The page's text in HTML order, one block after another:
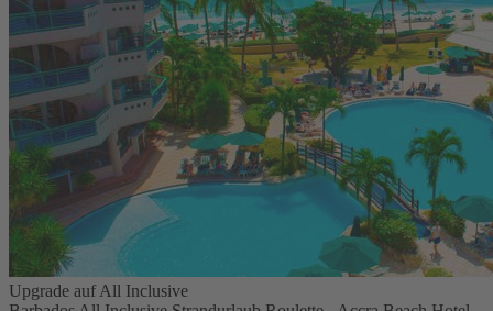
Upgrade auf All Inclusive